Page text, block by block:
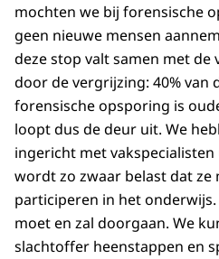
mochten we bij forensische
geen nieuwe mensen
deze stop valt samen met
door de vergrijzing: 40% van
forensische opsporing is
loopt dus de deur uit. We
ingericht met
wordt zo zwaar belast dat ze
participeren in het
moet en zal doorgaan. We
slachtoffer heenstappen en